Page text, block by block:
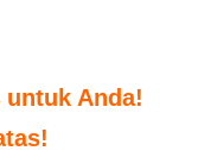
Anda!